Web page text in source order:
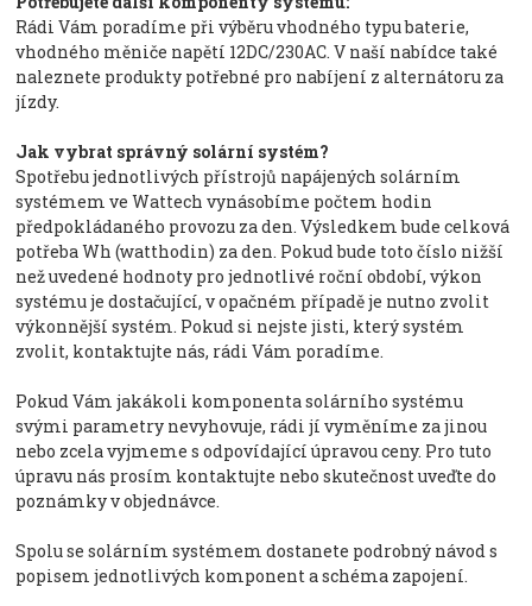
Rádi Vám poradíme při výběru vhodného typu baterie,
vhodného měniče napětí 12DC/230AC. V naší nabídce také
naleznete produkty potřebné pro nabíjení z alternátoru za
jízdy.
Jak vybrat správný solární systém?
Spotřebu jednotlivých přístrojů napájených solárním
systémem ve Wattech vynásobíme počtem hodin
předpokládaného provozu za den. Výsledkem bude celková
potřeba Wh (watthodin) za den. Pokud bude toto číslo nižší
než uvedené hodnoty pro jednotlivé roční období, výkon
systému je dostačující, v opačném případě je nutno zvolit
výkonnější systém. Pokud si nejste jisti, který systém
zvolit, kontaktujte nás, rádi Vám poradíme.
Pokud Vám jakákoli komponenta solárního systému
svými parametry nevyhovuje, rádi jí vyměníme za jinou
nebo zcela vyjmeme s odpovídající úpravou ceny. Pro tuto
úpravu nás prosím kontaktujte nebo skutečnost uveďte do
poznámky v objednávce.
Spolu se solárním systémem dostanete podrobný návod s
popisem jednotlivých komponent a schéma zapojení.